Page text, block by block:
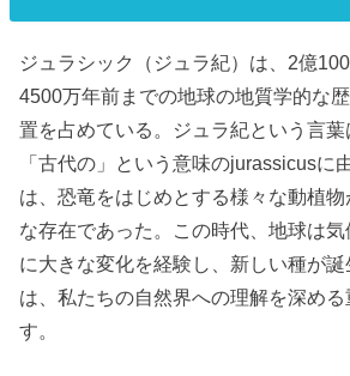
ジュラシック（ジュラ紀）は、2億
4500万年前までの地球の地質学的な
置を占めている。ジュラ紀という言
「古代の」という意味のjurassicusに
は、恐竜をはじめとする様々な動植
な存在であった。この時代、地球は
に大きな変化を経験し、新しい種が
は、私たちの自然界への理解を深め
す。